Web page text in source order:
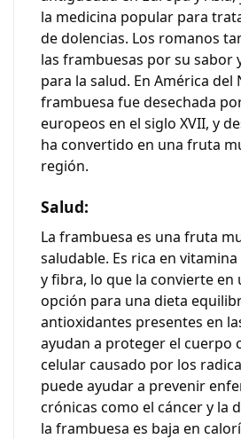
la medicina popular para
de dolencias. Los romanos
las frambuesas por su sabor
para la salud. En América del
frambuesa fue desechada
europeos en el siglo XVII, y
ha convertido en una fruta
región.
Salud:
La frambuesa es una fruta
saludable. Es rica en
y fibra, lo que la convierte en
opción para una dieta
antioxidantes presentes en
ayudan a proteger el cuerpo
celular causado por los
puede ayudar a prevenir
crónicas como el cáncer y la
la frambuesa es baja en